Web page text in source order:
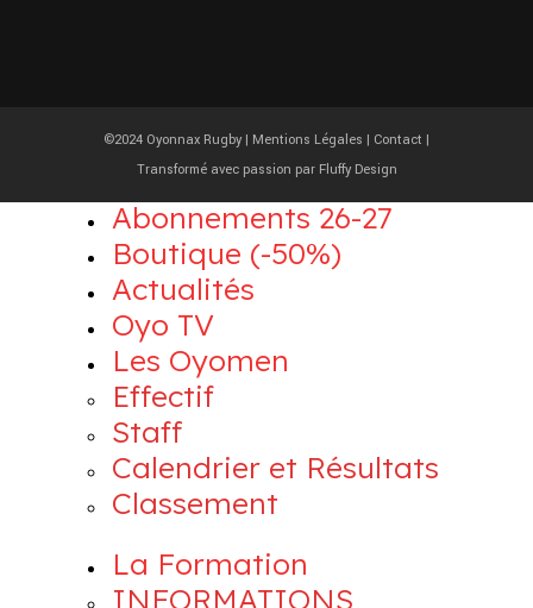
©2024 Oyonnax Rugby | Mentions Légales | Contact |
Transformé avec passion par Fluffy Design
Abonnements 26-27
Boutique (-50%)
Actualités
Oyo TV
Les Oyomen
Effectif
Staff
Calendrier et Résultats
Classement
La Formation
INFORMATIONS